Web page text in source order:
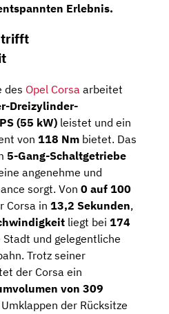
Erlebnis.
trifft
des Opel Corsa arbeitet
Dreizylinder-
(55 kW) leistet und ein
von 118 Nm bietet. Das
5-Gang-Schaltgetriebe
angenehme und
sorgt. Von 0 auf 100
Corsa in 13,2 Sekunden,
liegt bei 174
und gelegentliche
Trotz seiner
der Corsa ein
von 309
der Rücksitze